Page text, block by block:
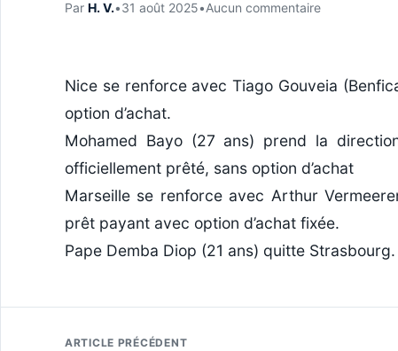
Par H. V.•31 août 2025•Aucun commentaire
Nice se renforce avec Tiago Gouveia
option d’achat.
Mohamed Bayo (27 ans) prend la
officiellement prêté, sans option d’achat
Marseille se renforce avec Arthur
prêt payant avec option d’achat fixée.
Pape Demba Diop (21 ans) quitte
ARTICLE PRÉCÉDENT